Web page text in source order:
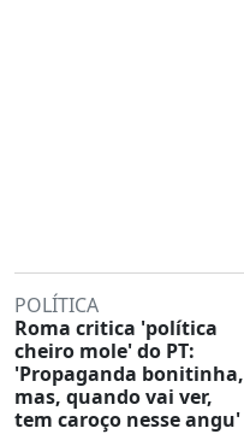
POLÍTICA
Roma critica 'política
cheiro mole' do PT:
'Propaganda bonitinha,
mas, quando vai ver,
tem caroço nesse angu'